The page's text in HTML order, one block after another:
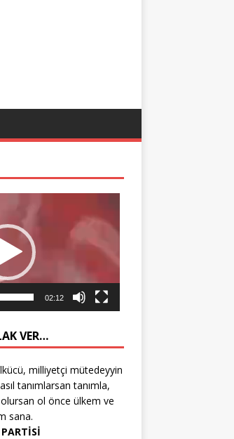
02:12
VER…
milliyetçi mütedeyyin
tanımlarsan tanımla,
ol önce ülkem ve
sana.